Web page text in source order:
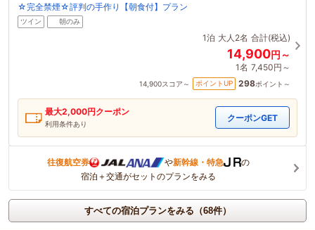
☆完全禁煙☆評判の手作り【朝食付】プラン
ツイン 朝のみ
1泊 大人2名 合計(税込)
14,900円～
1名 7,450円～
14,900スコア～ ポイントUP 298ポイント～
最大2,000円クーポン
利用条件あり
クーポンGET
往復航空券 や新幹線・特急
の
宿泊＋交通がセットのプランをみる
すべての宿泊プランをみる（68件）